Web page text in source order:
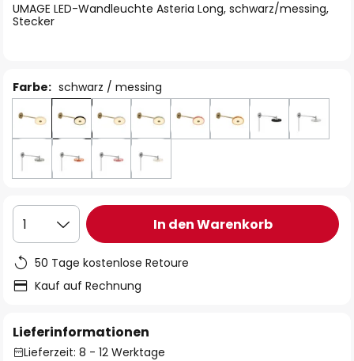
UMAGE LED-Wandleuchte Asteria Long, schwarz/messing,
Stecker
Farbe: schwarz / messing
1 In den Warenkorb
50 Tage kostenlose Retoure
Kauf auf Rechnung
Lieferinformationen
Lieferzeit: 8 - 12 Werktage